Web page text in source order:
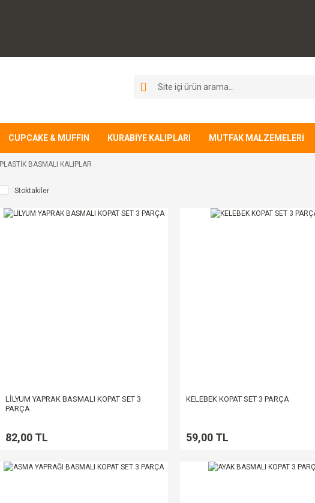
CUPCAKE & MUFFIN KURABİYE KALIPLARI MUTFAK MALZEMELERİ
PLASTİK BASMALI KALIPLAR
Stoktakiler
LİLYUM YAPRAK BASMALI KOPAT SET 3
PARÇA
82,00 TL
KELEBEK KOPAT SET 3 PARÇA
59,00 TL